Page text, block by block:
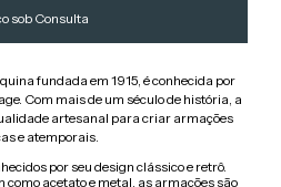
fundada em 1915, é conhecida por
Com mais de um século de história, a
artesanal para criar armações
e atemporais.
por seu design clássico e retrô.
acetato e metal, as armações são